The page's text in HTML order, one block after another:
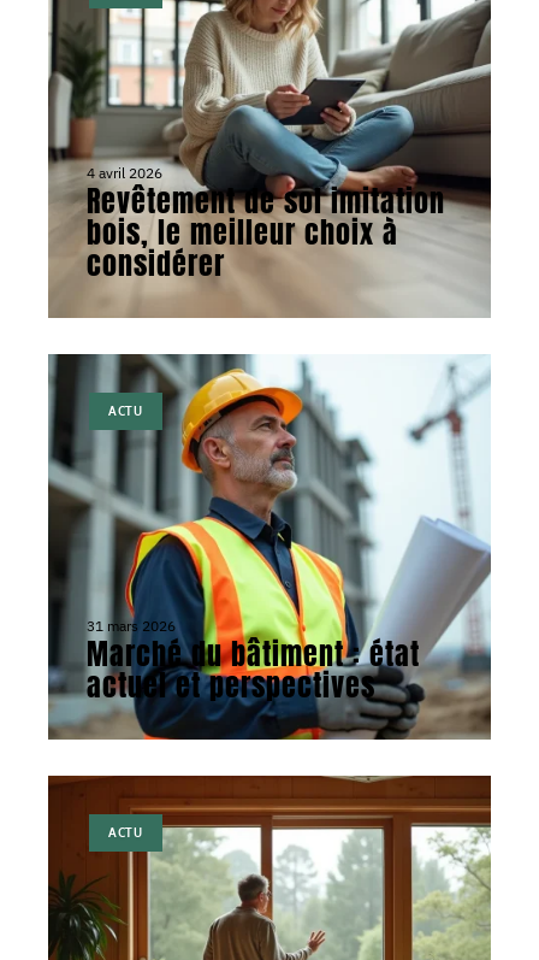
4 avril 2026
Revêtement de sol imitation
bois, le meilleur choix à
considérer
ACTU
31 mars 2026
Marché du bâtiment : état
actuel et perspectives
ACTU